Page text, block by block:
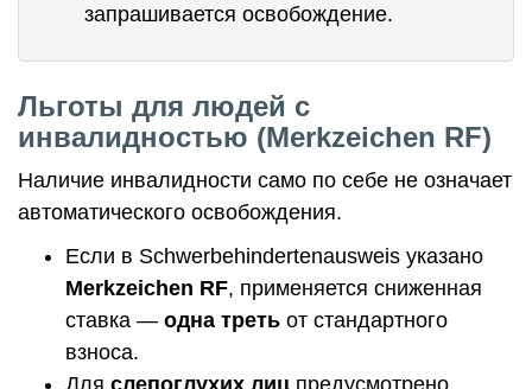
запрашивается освобождение.
Льготы для людей с
инвалидностью (Merkzeichen RF)
Наличие инвалидности само по себе не означает
автоматического освобождения.
Если в Schwerbehindertenausweis указано
Merkzeichen RF, применяется сниженная
ставка — одна треть от стандартного
взноса.
Для слепоглухих лиц предусмотрено